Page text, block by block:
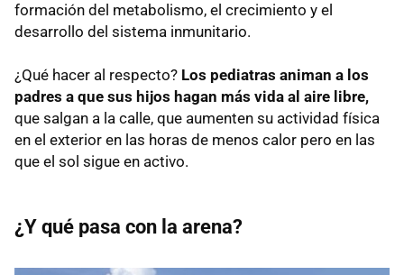
formación del metabolismo, el crecimiento y el
desarrollo del sistema inmunitario.
¿Qué hacer al respecto? Los pediatras animan a los
padres a que sus hijos hagan más vida al aire libre,
que salgan a la calle, que aumenten su actividad física
en el exterior en las horas de menos calor pero en las
que el sol sigue en activo.
¿Y qué pasa con la arena?